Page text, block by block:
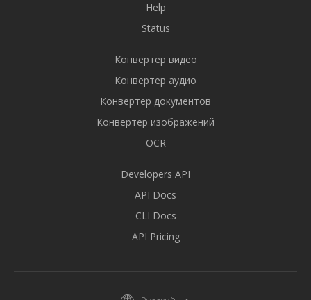
Help
Status
Конвертер видео
Конвертер аудио
Конвертер документов
Конвертер изображений
OCR
Developers API
API Docs
CLI Docs
API Pricing